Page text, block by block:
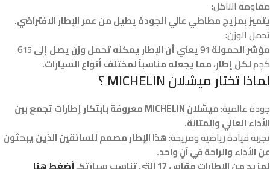
مقاومة التآكل:
يتميز بمزيج مطاطي عالي الجودة يطيل من عمر الإطار الافتراضي.
تحمل الوزن:
مؤشر الحمولة 91يعني أن الإطار يمكنه تحمل وزن يصل إلى615
كجملكل إطار، مما يجعله مناسباً لمختلف أنواع السيارات.
لماذا تختار ميشلان MICHELIN ؟
جودة عالمية:
ميشلان MICHELIN معروفة بابتكار إطارات تجمع بين
الأداء العالي والمتانة.
تجربة قيادة رياضية ومريحة:هذا الإطار مصمم للسائقين الذين يبحثون
عن الأداء والراحة في آنٍ واحد.